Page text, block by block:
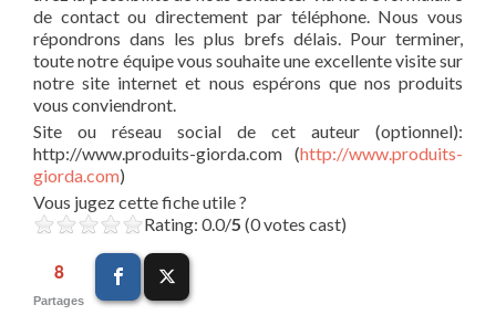
de contact ou directement par téléphone. Nous vous
répondrons dans les plus brefs délais. Pour terminer,
toute notre équipe vous souhaite une excellente visite sur
notre site internet et nous espérons que nos produits
vous conviendront.
Site ou réseau social de cet auteur (optionnel):
http://www.produits-giorda.com (http://www.produits-
giorda.com)
Vous jugez cette fiche utile ?
Rating: 0.0/5 (0 votes cast)
8
Partages